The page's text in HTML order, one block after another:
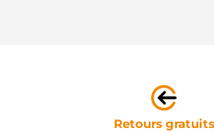
Retours gratuits